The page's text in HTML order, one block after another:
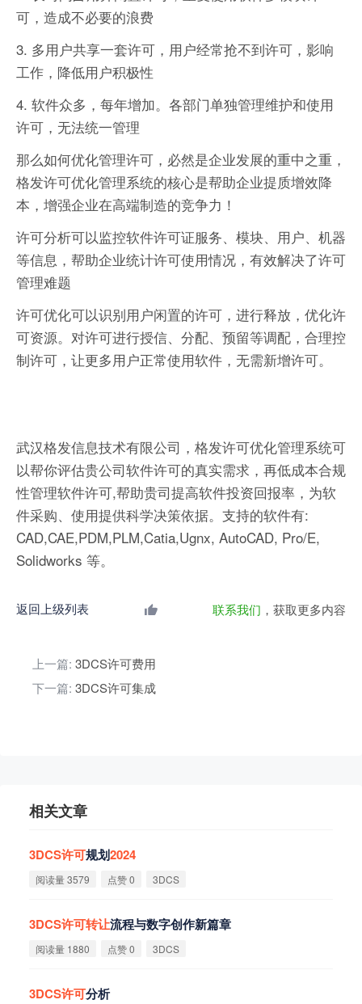
可，造成不必要的浪费
3. 多用户共享一套许可，用户经常抢不到许可，影响
工作，降低用户积极性
4. 软件众多，每年增加。各部门单独管理维护和使用
许可，无法统一管理
那么如何优化管理许可，必然是企业发展的重中之重，
格发许可优化管理系统的核心是帮助企业提质增效降
本，增强企业在高端制造的竞争力！
许可分析可以监控软件许可证服务、模块、用户、机器
等信息，帮助企业统计许可使用情况，有效解决了许可
管理难题
许可优化可以识别用户闲置的许可，进行释放，优化许
可资源。对许可进行授信、分配、预留等调配，合理控
制许可，让更多用户正常使用软件，无需新增许可。
武汉格发信息技术有限公司，格发许可优化管理系统可
以帮你评估贵公司软件许可的真实需求，再低成本合规
性管理软件许可,帮助贵司提高软件投资回报率，为软
件采购、使用提供科学决策依据。支持的软件有:
CAD,CAE,PDM,PLM,Catia,Ugnx, AutoCAD, Pro/E,
Solidworks 等。
返回上级列表 联系我们 ，获取更多内容
上一篇: 3DCS许可费用
下一篇: 3DCS许可集成
相关文章
3DCS许可规划2024
阅读量 3579 点赞 0 3DCS
3DCS许可转让流程与数字创作新篇章
阅读量 1880 点赞 0 3DCS
3DCS许可分析